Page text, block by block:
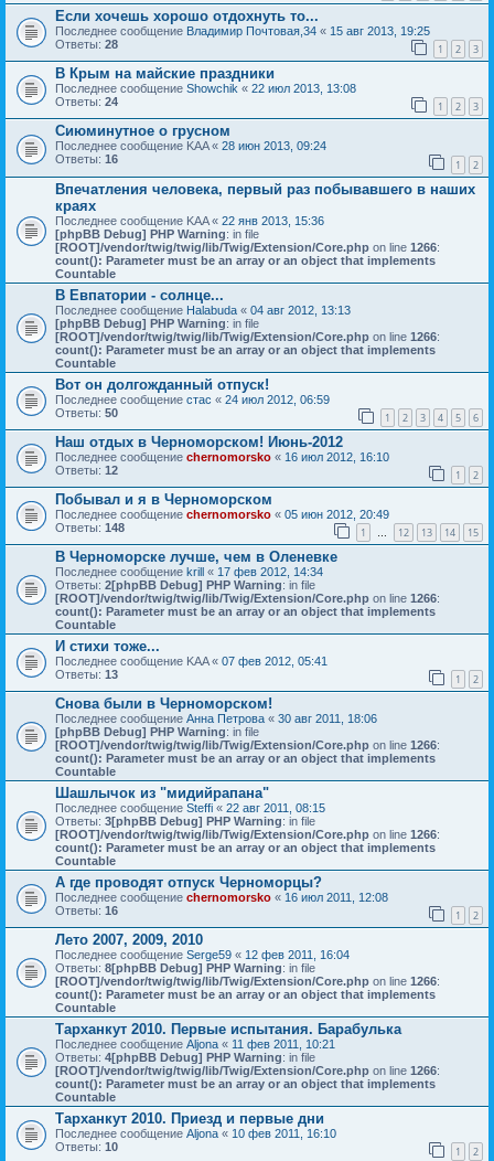
Если хочешь хорошо отдохнуть то...
Последнее сообщение Владимир Почтовая,34 « 15 авг 2013, 19:25
Ответы: 28 1 2 3
В Крым на майские праздники
Последнее сообщение Showchik « 22 июл 2013, 13:08
Ответы: 24 1 2 3
Сиюминутное о грусном
Последнее сообщение KAA« 28 июн 2013, 09:24
Ответы: 16 1 2
Впечатления человека, первый раз побывавшего в наших
краях
Последнее сообщение KAA« 22 янв 2013, 15:36
[phpBB Debug] PHP Warning: in file
[ROOT]/vendor/twig/twig/lib/Twig/Extension/Core.php on line 1266:
count(): Parameter must be an array or an object that implements
Countable
В Евпатории - солнце...
Последнее сообщение Halabuda « 04 авг 2012, 13:13
[phpBB Debug] PHP Warning: in file
[ROOT]/vendor/twig/twig/lib/Twig/Extension/Core.php on line 1266:
count(): Parameter must be an array or an object that implements
Countable
Вот он долгожданный отпуск!
Последнее сообщение стас « 24 июл 2012, 06:59
Ответы: 50 1 2 3 4 5 6
Наш отдых в Черноморском! Июнь-2012
Последнее сообщение chernomorsko « 16 июл 2012, 16:10
Ответы: 12 1 2
Побывал и я в Черноморском
Последнее сообщение chernomorsko « 05 июн 2012, 20:49
Ответы: 148 1 12 13 14 15
В Черноморске лучше, чем в Оленевке
Последнее сообщение krill « 17 фев 2012, 14:34
Ответы: 2[phpBB Debug] PHP Warning: in file
[ROOT]/vendor/twig/twig/lib/Twig/Extension/Core.php on line 1266:
count(): Parameter must be an array or an object that implements
Countable
И стихи тоже...
Последнее сообщение KAA« 07 фев 2012, 05:41
Ответы: 13 1 2
Снова были в Черноморском!
Последнее сообщение Анна Петрова « 30 авг 2011, 18:06
[phpBB Debug] PHP Warning: in file
[ROOT]/vendor/twig/twig/lib/Twig/Extension/Core.php on line 1266:
count(): Parameter must be an array or an object that implements
Countable
Шашлычок из "мидийрапана"
Последнее сообщение Steffi « 22 авг 2011, 08:15
Ответы: 3[phpBB Debug] PHP Warning: in file
[ROOT]/vendor/twig/twig/lib/Twig/Extension/Core.php on line 1266:
count(): Parameter must be an array or an object that implements
Countable
А где проводят отпуск Черноморцы?
Последнее сообщение chernomorsko « 16 июл 2011, 12:08
Ответы: 16 1 2
Лето 2007, 2009, 2010
Последнее сообщение Serge59 « 12 фев 2011, 16:04
Ответы: 8[phpBB Debug] PHP Warning: in file
[ROOT]/vendor/twig/twig/lib/Twig/Extension/Core.php on line 1266:
count(): Parameter must be an array or an object that implements
Countable
Тарханкут 2010. Первые испытания. Барабулька
Последнее сообщение Aljona « 11 фев 2011, 10:21
Ответы: 4[phpBB Debug] PHP Warning: in file
[ROOT]/vendor/twig/twig/lib/Twig/Extension/Core.php on line 1266:
count(): Parameter must be an array or an object that implements
Countable
Тарханкут 2010. Приезд и первые дни
Последнее сообщение Aljona « 10 фев 2011, 16:10
Ответы: 10 1 2